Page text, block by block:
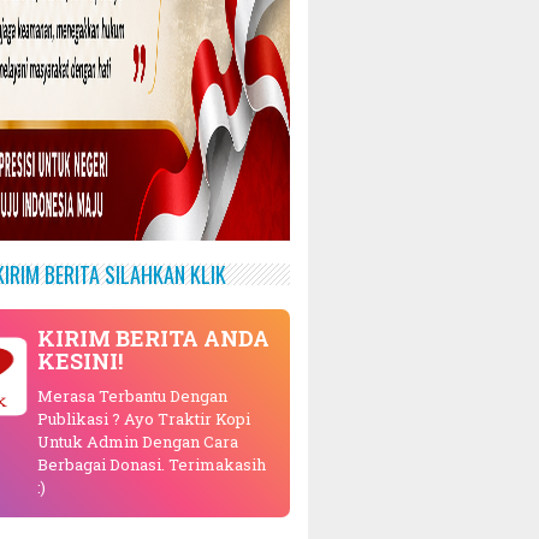
BERITA SILAHKAN KLIK
KIRIM BERITA ANDA
KESINI!
Merasa Terbantu Dengan
Publikasi ? Ayo Traktir Kopi
Untuk Admin Dengan Cara
Berbagai Donasi. Terimakasih
:)